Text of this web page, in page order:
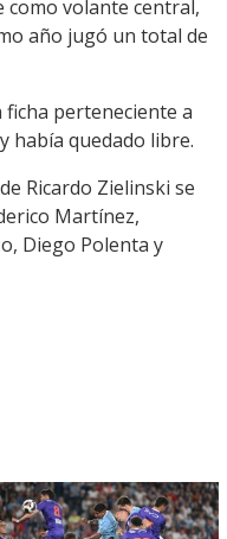
como volante central,
año jugó un total de
ficha perteneciente a
había quedado libre.
Ricardo Zielinski se
Martínez,
Diego Polenta y